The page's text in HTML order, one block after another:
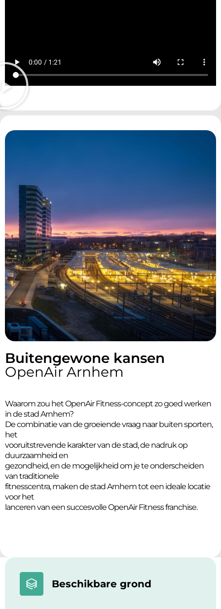
Buitengewone kansen
OpenAir Arnhem
Waarom zou het OpenAir Fitness-concept zo goed werken
in de stad Arnhem?
De combinatie van de groeiende vraag naar buiten sporten,
het
vooruitstrevende karakter van de stad, de nadruk op
duurzaamheid en
gezondheid, en de mogelijkheid om je te onderscheiden
van traditionele
fitnesscentra, maken de stad Arnhem tot een ideale locatie
voor het
lanceren van een succesvolle OpenAir Fitness franchise.
Beschikbare grond